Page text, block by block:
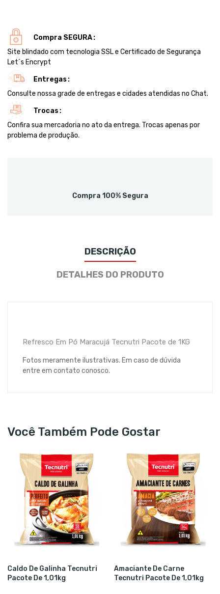
Compra SEGURA
Site blindado com tecnologia SSL e Certificado de Segurança
Let´s Encrypt
Entregas
Consulte nossa grade de entregas e cidades atendidas no Chat.
Trocas
Confira sua mercadoria no ato da entrega. Trocas apenas por
problema de produção.
Compra 100% Segura
DESCRIÇÃO
DETALHES DO PRODUTO
Refresco Em Pó Maracujá Tecnutri Pacote de 1KG
Fotos meramente ilustrativas. Em caso de dúvida
entre em contato conosco.
Você Também Pode Gostar
Caldo De Galinha Tecnutri
Pacote De 1,01kg
Amaciante De Carne
Tecnutri Pacote De 1,01kg